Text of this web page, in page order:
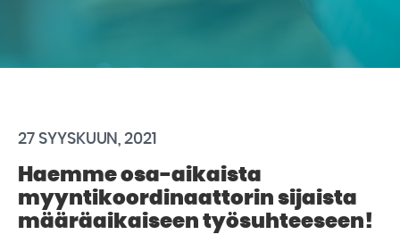
27 SYYSKUUN, 2021
Haemme osa-aikaista
myyntikoordinaattorin sijaista
määräaikaiseen työsuhteeseen!